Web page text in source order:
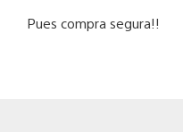
Pues compra segura!!